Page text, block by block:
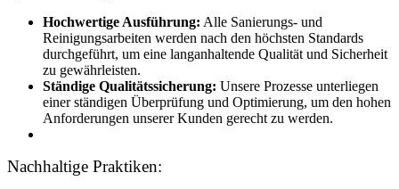
Hochwertige Ausführung: Alle Sanierungs- und
Reinigungsarbeiten werden nach den höchsten Standards
durchgeführt, um eine langanhaltende Qualität und Sicherheit
zu gewährleisten.
Ständige Qualitätssicherung: Unsere Prozesse unterliegen
einer ständigen Überprüfung und Optimierung, um den hohen
Anforderungen unserer Kunden gerecht zu werden.
Nachhaltige Praktiken: